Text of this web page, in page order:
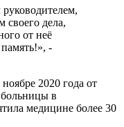
своего дела,
от неё
-
2020 года от
больницы в
медицине более 30